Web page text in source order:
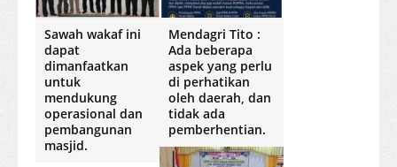
Sawah wakaf ini
dapat
dimanfaatkan
untuk
mendukung
operasional dan
pembangunan
masjid.
Mendagri Tito :
Ada beberapa
aspek yang perlu
di perhatikan
oleh daerah, dan
tidak ada
pemberhentian.